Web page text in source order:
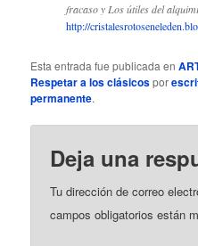
fracaso y Los útiles del
http://
Esta entrada fue publicada en
Respetar a los clásicospor
permanente.
Deja una
Tu dirección de correo
campos obligatorios están